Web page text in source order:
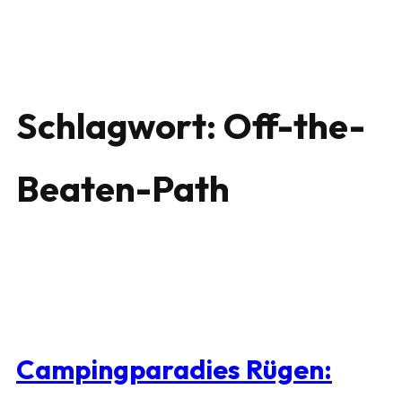
Schlagwort: Off-the-
Beaten-Path
Campingparadies Rügen: